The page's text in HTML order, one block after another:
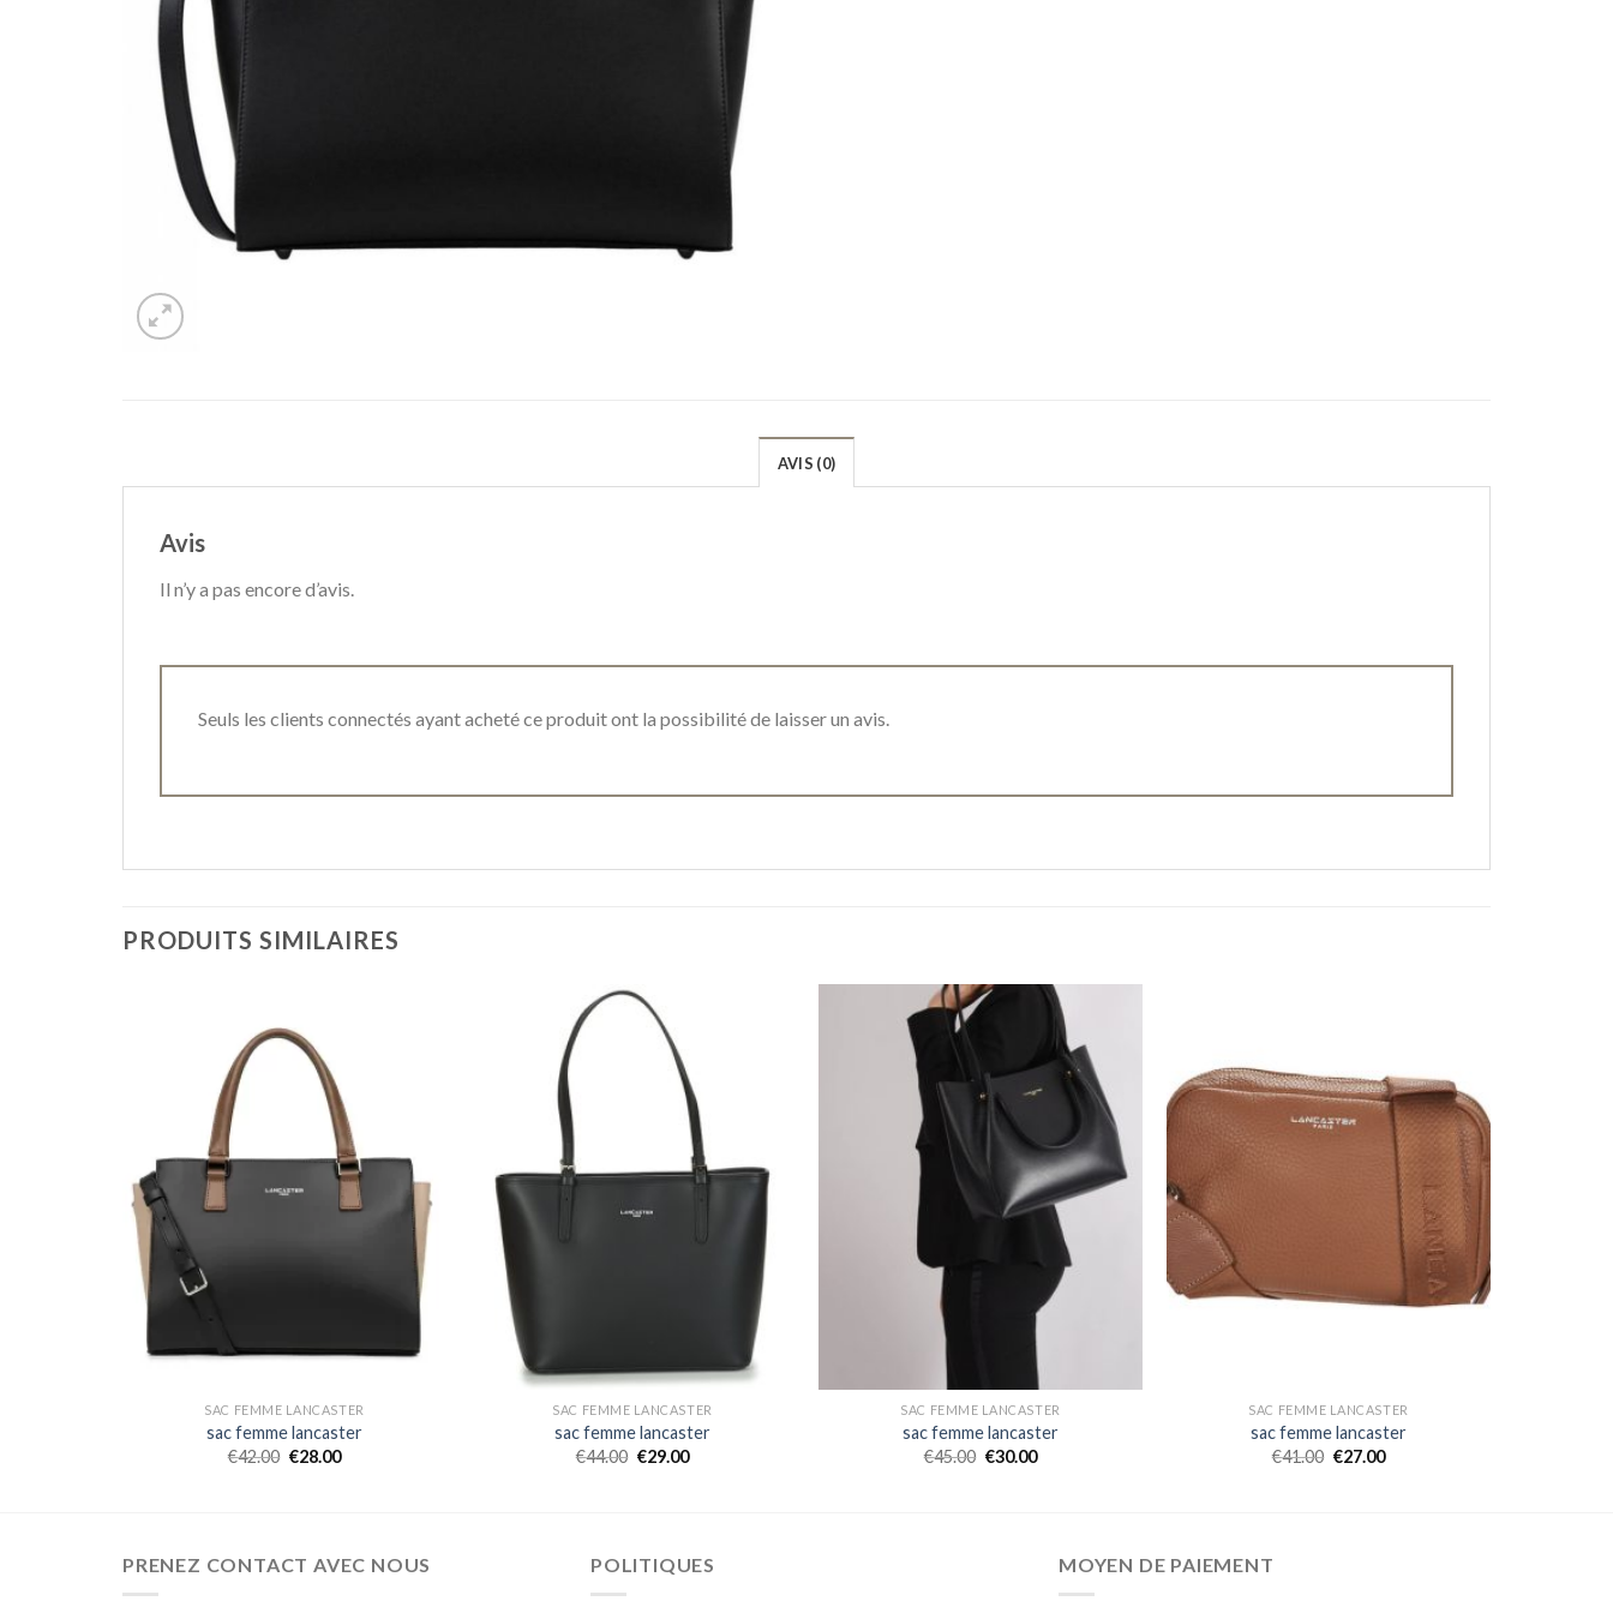
AVIS (0)
Avis
Il n’y a pas encore d’avis.
Seuls les clients connectés ayant acheté ce produit ont la possibilité de laisser un avis.
PRODUITS SIMILAIRES
SAC FEMME LANCASTER
sac femme lancaster
€42.00 €28.00
SAC FEMME LANCASTER
sac femme lancaster
€44.00 €29.00
SAC FEMME LANCASTER
sac femme lancaster
€45.00 €30.00
SAC FEMME LANCASTER
sac femme lancaster
€41.00 €27.00
PRENEZ CONTACT AVEC NOUS POLITIQUES MOYEN DE PAIEMENT